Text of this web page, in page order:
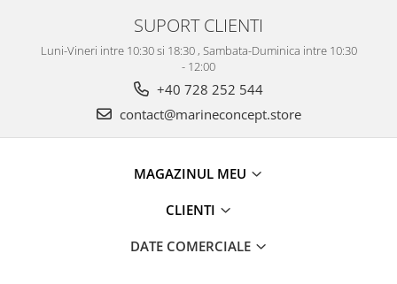
SUPORT CLIENTI
Luni-Vineri intre 10:30 si 18:30 , Sambata-Duminica intre 10:30
- 12:00
+40 728 252 544
contact@marineconcept.store
MAGAZINUL MEU
CLIENTI
DATE COMERCIALE